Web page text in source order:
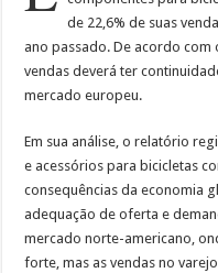
de 22,6% de suas
ano passado. De acordo
vendas deverá ter
mercado europeu.
Em sua análise, o relatório
e acessórios para bicicletas
consequências da economia
adequação de oferta e
mercado norte-americano,
forte, mas as vendas no